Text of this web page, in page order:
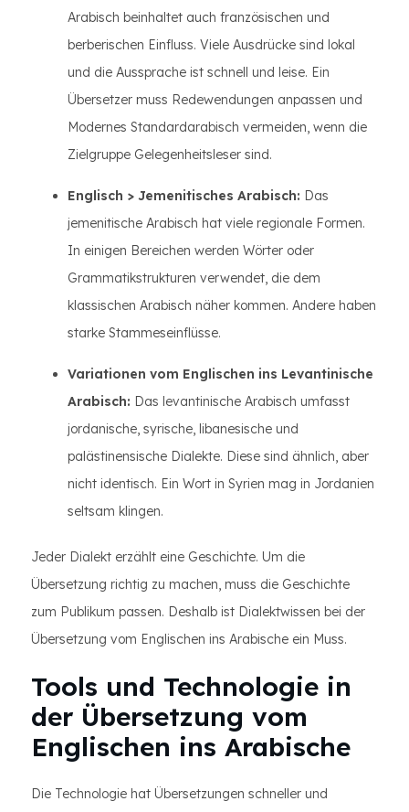
Arabisch beinhaltet auch französischen und
berberischen Einfluss. Viele Ausdrücke sind lokal
und die Aussprache ist schnell und leise. Ein
Übersetzer muss Redewendungen anpassen und
Modernes Standardarabisch vermeiden, wenn die
Zielgruppe Gelegenheitsleser sind.
Englisch > Jemenitisches Arabisch: Das
jemenitische Arabisch hat viele regionale Formen.
In einigen Bereichen werden Wörter oder
Grammatikstrukturen verwendet, die dem
klassischen Arabisch näher kommen. Andere haben
starke Stammeseinflüsse.
Variationen vom Englischen ins Levantinische
Arabisch: Das levantinische Arabisch umfasst
jordanische, syrische, libanesische und
palästinensische Dialekte. Diese sind ähnlich, aber
nicht identisch. Ein Wort in Syrien mag in Jordanien
seltsam klingen.
Jeder Dialekt erzählt eine Geschichte. Um die
Übersetzung richtig zu machen, muss die Geschichte
zum Publikum passen. Deshalb ist Dialektwissen bei der
Übersetzung vom Englischen ins Arabische ein Muss.
Tools und Technologie in
der Übersetzung vom
Englischen ins Arabische
Die Technologie hat Übersetzungen schneller und